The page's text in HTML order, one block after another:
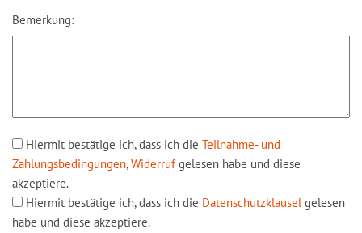
Bemerkung:
Hiermit bestätige ich, dass ich die Teilnahme- und
Zahlungsbedingungen,Widerrufgelesen habe und diese
akzeptiere.
Hiermit bestätige ich, dass ich die Datenschutzklauselgelesen
habe und diese akzeptiere.